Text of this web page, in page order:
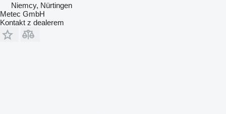
Niemcy, Nürtingen
Metec GmbH
Kontakt z dealerem